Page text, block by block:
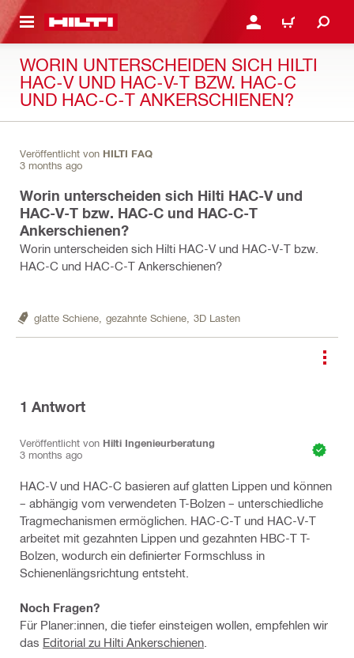
ANMELDEN ODER
WARENKORB
WORIN UNTERSCHEIDEN SICH HILTI
HAC-V UND HAC-V-T BZW. HAC-C
UND HAC-C-T ANKERSCHIENEN?
Veröffentlicht von HILTI FAQ
3 months ago
Worin unterscheiden sich Hilti HAC-V und
HAC-V-T bzw. HAC-C und HAC-C-T
Ankerschienen?
Worin unterscheiden sich Hilti HAC-V und HAC-V-T bzw.
HAC-C und HAC-C-T Ankerschienen?
glatte Schiene, gezahnte Schiene, 3D Lasten
1 Antwort
Veröffentlicht von Hilti Ingenieurberatung
3 months ago
HAC-V und HAC-C basieren auf glatten Lippen und können
– abhängig vom verwendeten T-Bolzen – unterschiedliche
Tragmechanismen ermöglichen. HAC-C-T und HAC-V-T
arbeitet mit gezahnten Lippen und gezahnten HBC-T T-
Bolzen, wodurch ein definierter Formschluss in
Schienenlängsrichtung entsteht.
Noch Fragen?
Für Planer:innen, die tiefer einsteigen wollen, empfehlen wir
das Editorial zu Hilti Ankerschienen